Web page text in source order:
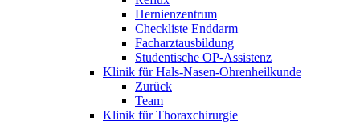
Hernienzentrum
Checkliste Enddarm
Facharztausbildung
Studentische OP-Assistenz
Klinik für Hals-Nasen-Ohrenheilkunde
Zurück
Team
Klinik für Thoraxchirurgie